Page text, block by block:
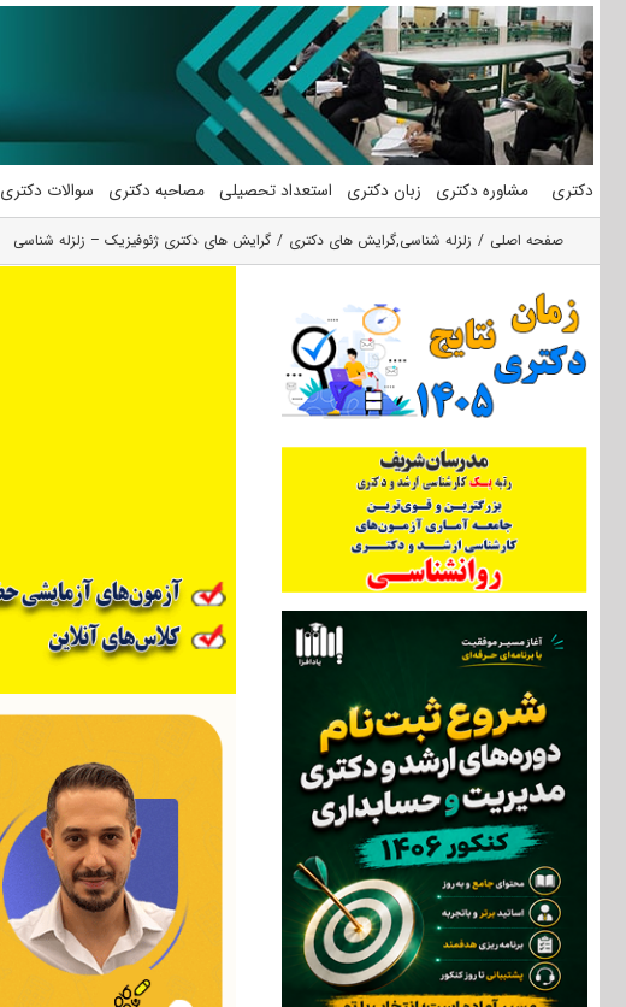
محتوا
دکتری مشاوره دکتری زبان دکتری استعداد تحصیلی مصاحبه دکتری سوالات دکتری
صفحه اصلی زلزله شناسی,گرایش های دکتری گرایش های دکتری ژﺋﻮﻓﻴﺰیک – زلزله شناسی